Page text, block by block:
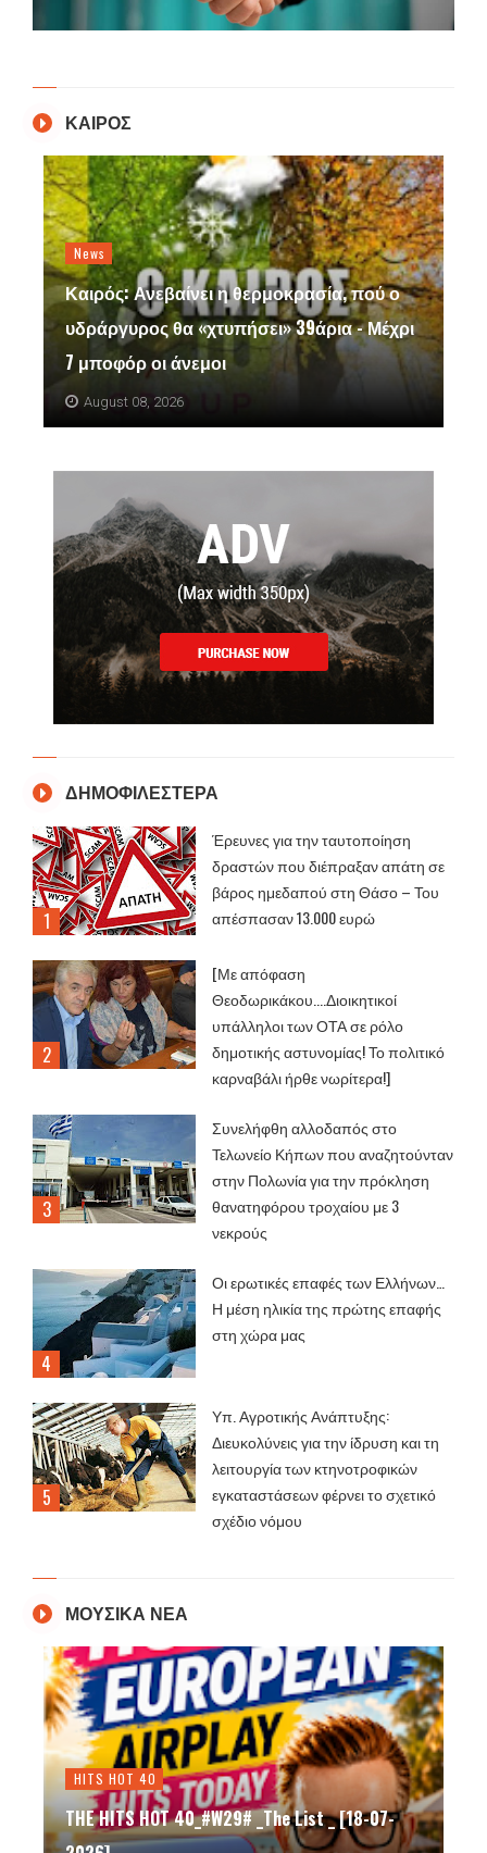
ΚΑΙΡΟΣ
News
Καιρός: Ανεβαίνει η θερμοκρασία, πού ο
υδράργυρος θα «χτυπήσει» 39άρια - Μέχρι
7 μποφόρ οι άνεμοι
August 08, 2026
ΔΗΜΟΦΙΛΕΣΤΕΡΑ
Έρευνες για την ταυτοποίηση
δραστών που διέπραξαν απάτη σε
βάρος ημεδαπού στη Θάσο – Του
απέσπασαν 13.000 ευρώ
[Με απόφαση
Θεοδωρικάκου....Διοικητικοί
υπάλληλοι των ΟΤΑ σε ρόλο
δημοτικής αστυνομίας! Το πολιτικό
καρναβάλι ήρθε νωρίτερα!]
Συνελήφθη αλλοδαπός στο
Τελωνείο Κήπων που αναζητούνταν
στην Πολωνία για την πρόκληση
θανατηφόρου τροχαίου με 3
νεκρούς
Οι ερωτικές επαφές των Ελλήνων…
Η μέση ηλικία της πρώτης επαφής
στη χώρα μας
Υπ. Αγροτικής Ανάπτυξης:
Διευκολύνεις για την ίδρυση και τη
λειτουργία των κτηνοτροφικών
εγκαταστάσεων φέρνει το σχετικό
σχέδιο νόμου
ΜΟΥΣΙΚΑ ΝΕΑ
HITS HOT 40
THE HITS HOT 40_#W29# _The List _ [18-07-